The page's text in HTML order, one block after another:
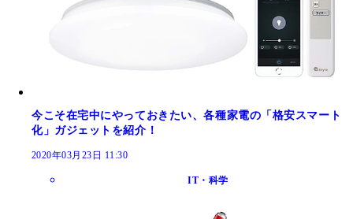
今こそ在宅中にやっておきたい、各種家電の「格安スマート
化」ガジェットを紹介！
2020年03月23日 11:30
IT・科学